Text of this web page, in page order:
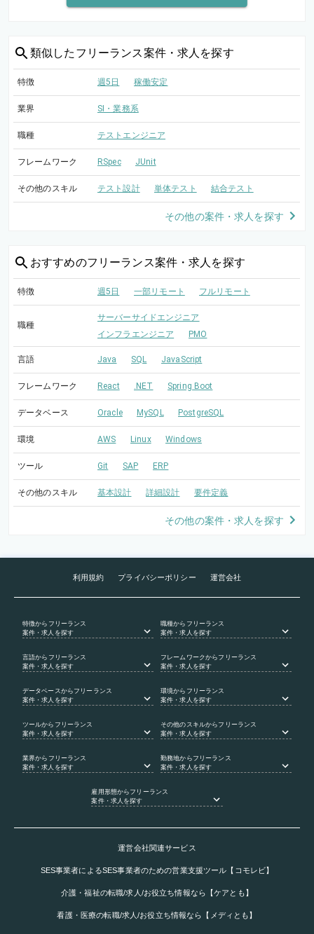
類似した フリーランス案件・求人を探す
特徴 週5日 稼働安定
業界 SI・業務系
職種 テストエンジニア
フレームワーク RSpec JUnit
その他のスキル テスト設計 単体テスト 結合テスト
その他の案件・求人を探す
おすすめのフリーランス案件・求人を探す
特徴 週5日 一部リモート フルリモート
職種
サーバーサイドエンジニア
インフラエンジニア
PMO
言語 Java SQL JavaScript
フレームワーク React .NET Spring Boot
データベース Oracle MySQL PostgreSQL
環境 AWS Linux Windows
ツール Git SAP ERP
その他のスキル 基本設計 詳細設計 要件定義
その他の案件・求人を探す
利用規約 プライバシーポリシー 運営会社
特徴からフリーランス
案件・求人を探す
職種からフリーランス
案件・求人を探す
言語からフリーランス
案件・求人を探す
フレームワークからフリーランス
案件・求人を探す
データベース からフリーランス
案件・求人を探す
環境からフリーランス
案件・求人を探す
ツールからフリーランス
案件・求人を探す
その他のスキルからフリーランス
案件・求人を探す
業界からフリーランス
案件・求人を探す
勤務地からフリーランス
案件・求人を探す
雇用形態からフリーランス
案件・求人を探す
運営会社関連サービス
SES事業者によるSES事業者のための営業支援ツール【コモレビ】
介護・福祉の転職/求人/お役立ち情報なら【ケアとも】
看護・医療の転職/求人/お役立ち情報なら【メディとも】